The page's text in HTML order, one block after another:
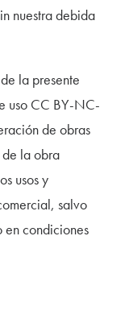
nuestra debida
la presente
uso CC BY-NC-
de obras
la obra
usos y
salvo
en condiciones